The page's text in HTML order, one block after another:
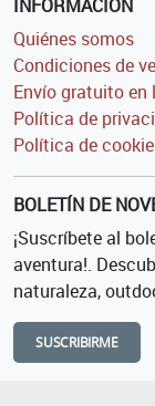
INFORMACIÓN
Quiénes somos
Condiciones de
Envío gratuito en
Política de
Política de
BOLETÍN DE
¡Suscríbete al
aventura!.
naturaleza,
SUSCRIBIRME